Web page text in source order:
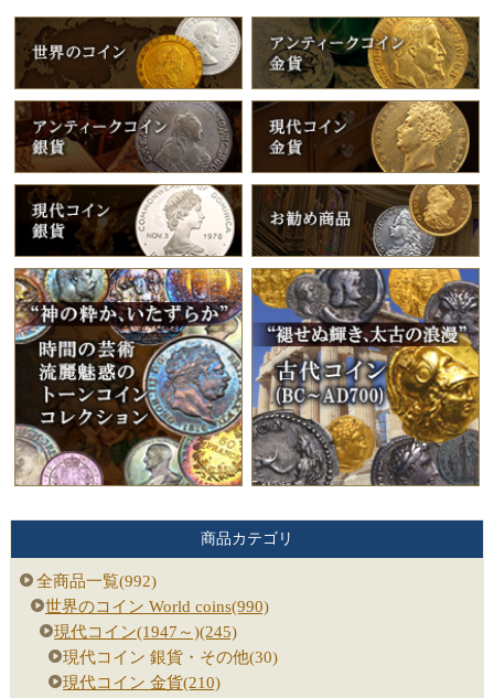
商品カテゴリ
全商品一覧(992)
世界のコイン World coins(990)
現代コイン(1947～)(245)
現代コイン 銀貨・その他(30)
現代コイン 金貨(210)